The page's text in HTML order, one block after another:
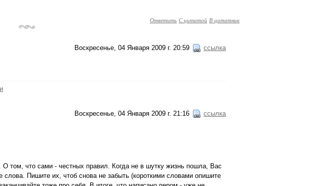
Ответить С цитатой В цитатник
Воскресенье, 04 Января 2009 г. 20:59 ссылка
Воскресенье, 04 Января 2009 г. 21:16 ссылка
том, что сами - честных правил. Когда не в шутку жизнь пошла, Вас
cлова. Пишите их, чтоб снова не забыть (короткими словами опишите